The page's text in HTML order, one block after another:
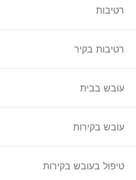
רטיבות
רטיבות בקיר
עובש בבית
עובש בקירות
טיפול בעובש בקירות